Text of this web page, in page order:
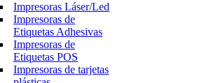
Impresoras Láser/Led
Impresoras de
Etiquetas Adhesivas
Impresoras de
Etiquetas POS
Impresoras de tarjetas